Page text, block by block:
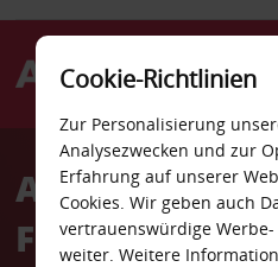
Avis
Flughafen
Cookie-Richtlinien
Zur Personalisierung
Analysezwecken und zur
Erfahrung auf unserer
Cookies. Wir geben auch
vertrauenswürdige
weiter. Weitere